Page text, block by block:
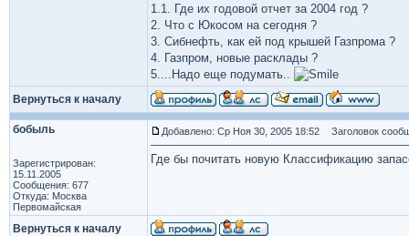
1.1. Где их годовой отчет за 2004 год ?
2. Что с Юкосом на сегодня ?
3. Сибнефть, как ей под крышей Газпрома ?
4. Газпром, новые расклады ?
5....Надо еще подумать..
Вернуться к началу
бобыль
Зарегистрирован:
15.11.2005
Сообщения: 677
Откуда: Москва
Первомайская
Добавлено: Ср Ноя 30, 2005 18:52 Заголовок
Где бы почитать новую Классификацию
Вернуться к началу